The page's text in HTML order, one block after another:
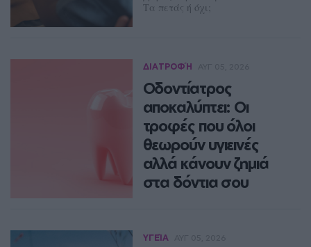
Τα πετάς ή όχι;
ΔΙΑΤΡΟΦΉ
Οδοντίατρος
αποκαλύπτει: Οι
τροφές που όλοι
θεωρούν υγιεινές
αλλά κάνουν ζημιά
στα δόντια σου
ΔΈΣΠΟΙΝΑ ΠΟΛΥΧΡΟΝΊΔΟΥ
ΥΓΕΊΑ